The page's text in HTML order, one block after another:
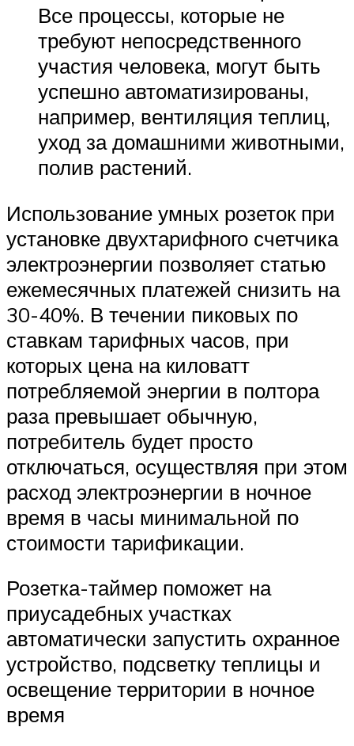
Все процессы, которые не
требуют непосредственного
участия человека, могут быть
успешно автоматизированы,
например, вентиляция теплиц,
уход за домашними животными,
полив растений.
Использование умных розеток при
установке двухтарифного счетчика
электроэнергии позволяет статью
ежемесячных платежей снизить на
30-40%. В течении пиковых по
ставкам тарифных часов, при
которых цена на киловатт
потребляемой энергии в полтора
раза превышает обычную,
потребитель будет просто
отключаться, осуществляя при этом
расход электроэнергии в ночное
время в часы минимальной по
стоимости тарификации.
Розетка-таймер поможет на
приусадебных участках
автоматически запустить охранное
устройство, подсветку теплицы и
освещение территории в ночное
время